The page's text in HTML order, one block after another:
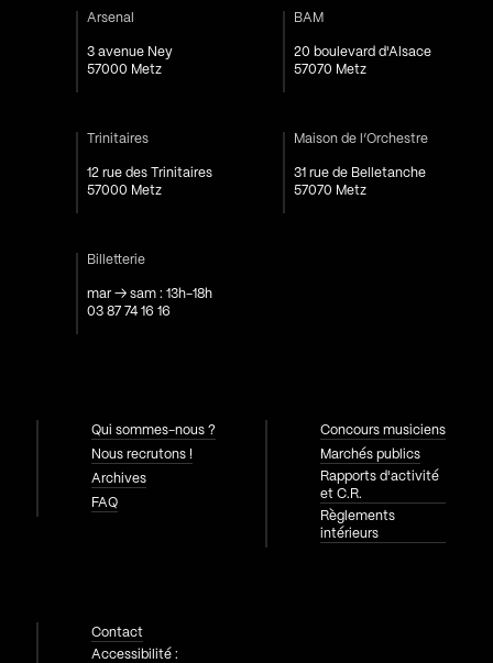
Arsenal
3 avenue Ney
57000 Metz
BAM
20 boulevard d'Alsace
57070 Metz
Trinitaires
12 rue des Trinitaires
57000 Metz
Maison de l’Orchestre
31 rue de Belletanche
57070 Metz
Billetterie
mar → sam : 13h-18h
03 87 74 16 16
Qui sommes-nous ?
Nous recrutons !
Archives
FAQ
Concours musiciens
Marchés publics
Rapports d'activité
et C.R.
Règlements
intérieurs
Contact
Accessibilité :